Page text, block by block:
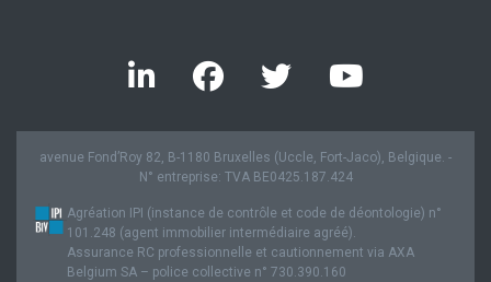
avenue Fond’Roy 82, B-1180 Bruxelles (Uccle, Fort-Jaco), Belgique. -
N° entreprise: TVA BE0425.187.424
Agréation IPI (instance de contrôle et code de déontologie) n°
101.248 (agent immobilier intermédiaire agréé).
Assurance RC professionnelle et cautionnement via AXA
Belgium SA – police collective n° 730.390.160